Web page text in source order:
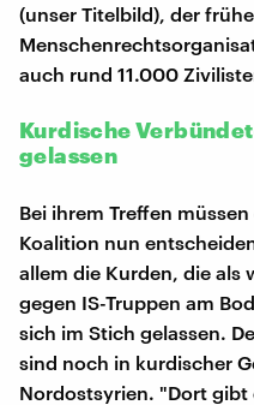
(unser Titelbild), der
auch rund 11.000
Kurdische
gelassen
Bei ihrem Treffen
Koalition nun
allem die Kurden, die als
gegen IS-Truppen am
sich im Stich gelassen.
sind noch in kurdischer
Nordostsyrien. "Dort gibt